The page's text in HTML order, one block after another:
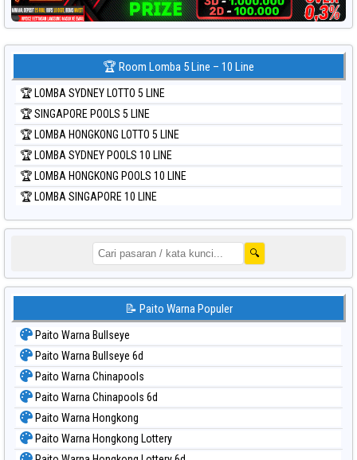
🏆 Room Lomba 5 Line – 10 Line
🏆 LOMBA SYDNEY LOTTO 5 LINE
🏆 SINGAPORE POOLS 5 LINE
🏆 LOMBA HONGKONG LOTTO 5 LINE
🏆 LOMBA SYDNEY POOLS 10 LINE
🏆 LOMBA HONGKONG POOLS 10 LINE
🏆 LOMBA SINGAPORE 10 LINE
🔍
📝 Paito Warna Populer
Paito Warna Bullseye
Paito Warna Bullseye 6d
Paito Warna Chinapools
Paito Warna Chinapools 6d
Paito Warna Hongkong
Paito Warna Hongkong Lottery